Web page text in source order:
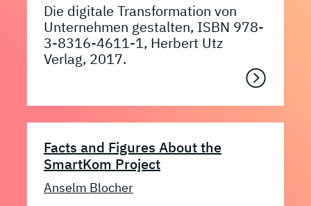
Die digitale Transformation von
Unternehmen gestalten, ISBN 978-
3-8316-4611-1, Herbert Utz
Verlag, 2017.
Facts and Figures About the
SmartKom Project
Anselm Blocher